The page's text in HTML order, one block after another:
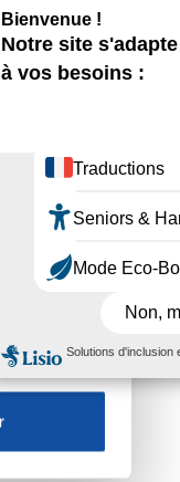
des
que de
de
la
près
lasection «
cookies.
…
f…